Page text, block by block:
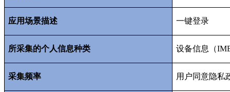
应用场景描述 一键登录
所采集的个人信息种类 设备信息（
采集频率 用户同意隐私